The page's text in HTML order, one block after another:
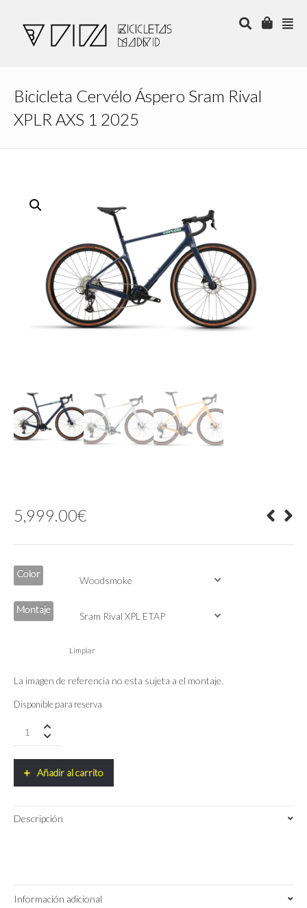
Bicicleta Cervélo Áspero Sram Rival
XPLR AXS 1 2025
5,999.00€
Color
Montaje
Limpiar
La imagen de referencia no esta sujeta a el montaje.
Disponible para reserva
Bicicleta
Cervélo
Rival
AXS
1
Añadir al carrito
Descripción
Información adicional